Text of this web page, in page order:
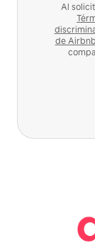
Al
de Airbnb